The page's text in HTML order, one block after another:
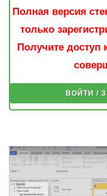
Полная версия
только
Получите доступ
ВОЙТИ /